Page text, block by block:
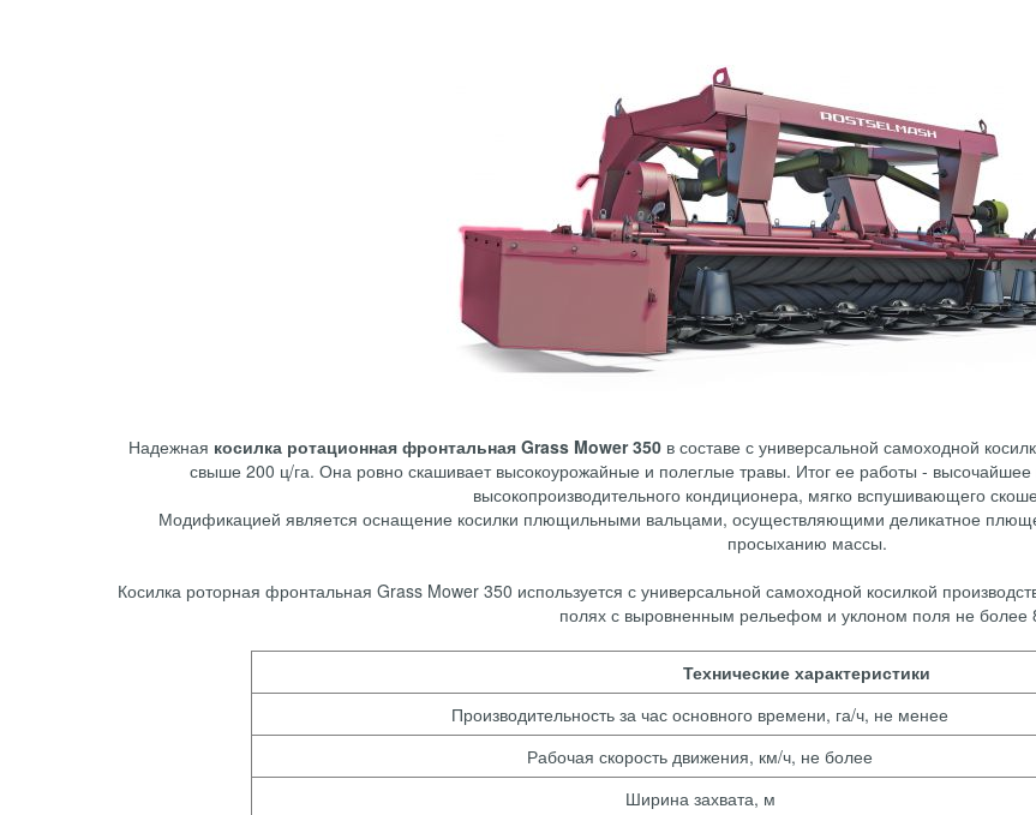
Надежная косилка ротационная фронтальная Grass Mower 350 в составе с универсальной самоходной
свыше 200 ц/га. Она ровно скашивает высокоурожайные и полеглые травы. Итог ее работы - высочайшее
высокопроизводительного кондиционера, мягко вспушивающего
Модификацией является оснащение косилки плющильными вальцами, осуществляющими деликатное
просыханию массы.
Косилка роторная фронтальная Grass Mower 350 используется с универсальной самоходной косилкой
полях с выровненным рельефом и уклоном поля не более
Технические характеристики
Производительность за час основного времени, га/ч, не менее
Рабочая скорость движения, км/ч, не более
Ширина захвата, м